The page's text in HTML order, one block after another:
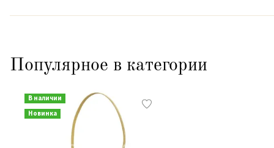
Популярное в категории
В наличии
Новинка